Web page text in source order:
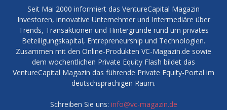
Seit Mai 2000 informiert das VentureCapital Magazin
Investoren, innovative Unternehmer und Intermediäre über
Trends, Transaktionen und Hintergründe rund um privates
Beteiligungskapital, Entrepreneurship und Technologien.
Zusammen mit den Online-Produkten VC-Magazin.de sowie
dem wöchentlichen Private Equity Flash bildet das
VentureCapital Magazin das führende Private Equity-Portal im
deutschsprachigen Raum.
Schreiben Sie uns: info@vc-magazin.de